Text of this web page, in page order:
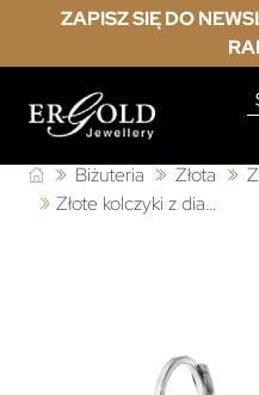
ZAPISZ SIĘ DO
Biżuteria Złota
Złote kolczyki z diamentami 585 Morganit 2 x 0,25ct białe złoto